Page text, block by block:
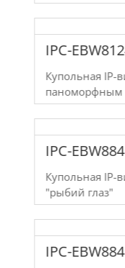
IPC-
Купольная IP-
паноморфным
IPC-
Купольная IP-
"рыбий глаз"
IPC-